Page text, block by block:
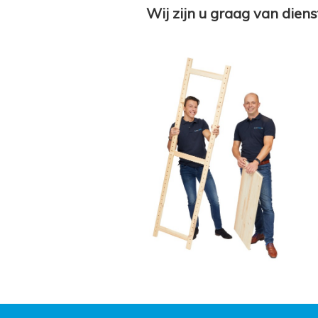
Wij zijn u graag van